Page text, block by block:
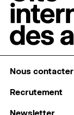
Nous contacter
Recrutement
Newsletter